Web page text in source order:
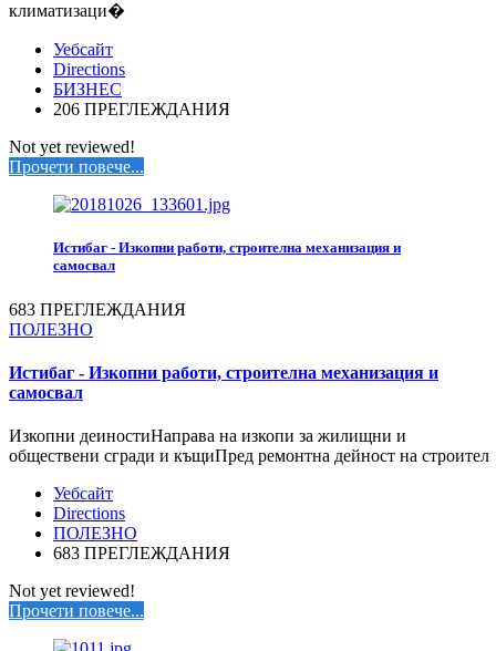
климатизаци�
Уебсайт
Directions
БИЗНЕС
206 ПРЕГЛЕЖДАНИЯ
Not yet reviewed!
Прочети повече...
Истибаг - Изкопни работи, строителна механизация и
самосвал
683 ПРЕГЛЕЖДАНИЯ
ПОЛЕЗНО
Истибаг - Изкопни работи, строителна механизация и
самосвал
Изкопни деиностиНаправа на изкопи за жилищни и
обществени сгради и къщиПред ремонтна дейност на строител
Уебсайт
Directions
ПОЛЕЗНО
683 ПРЕГЛЕЖДАНИЯ
Not yet reviewed!
Прочети повече...